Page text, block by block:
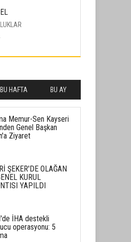
ÜLKEMİZDE
ve Biz
BU HAFTA BU AY
Memur-Sen Kayseri
Genel Başkan
Ziyaret
ŞEKER'DE OLAĞAN
KURUL
YAPILDI
İHA destekli
operasyonu: 5